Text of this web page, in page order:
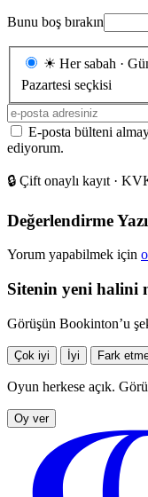
Bunu boş bırakın
Gönderim
☀ Her sabah ·
Pazartesi seçkisi
E-
posta
adresiniz
E-posta bülteni
ediyorum.
🔒 Çift onaylı kayıt ·
Değerlendirme
Yorum yapabilmek için
Sitenin yeni halini
Görüşün Bookinton’u
Çok iyi İyi Fark
Oyun herkese açık.
Oy ver